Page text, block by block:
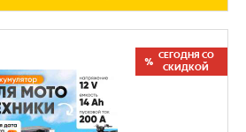
СЕГОДНЯ СО
СКИДКОЙ